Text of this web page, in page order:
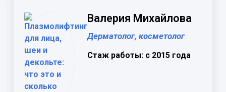
Валерия Михайлова
Дерматолог, косметолог
Стаж работы: с 2015 года